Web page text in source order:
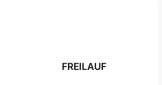
FREILAUF